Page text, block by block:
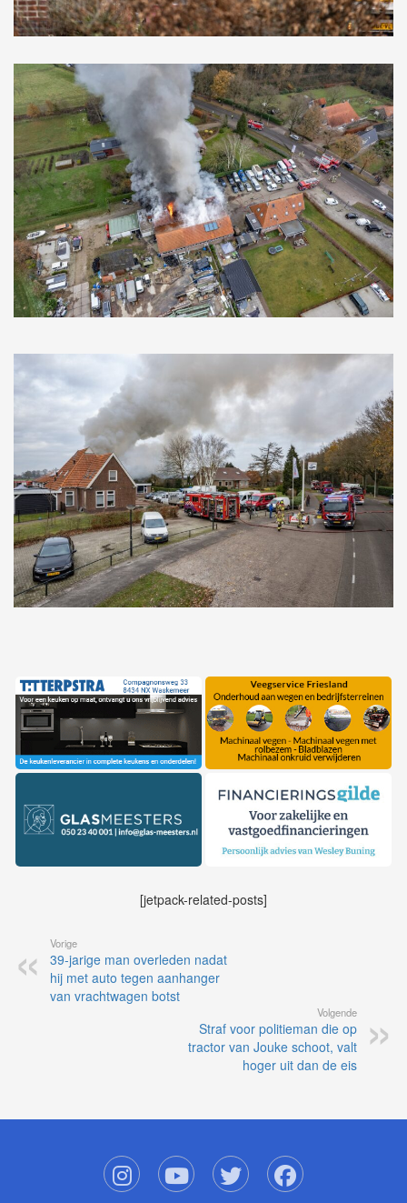
[jetpack-related-posts]
Vorige
39-jarige man overleden nadat
hij met auto tegen aanhanger
van vrachtwagen botst
Volgende
Straf voor politieman die op
tractor van Jouke schoot, valt
hoger uit dan de eis